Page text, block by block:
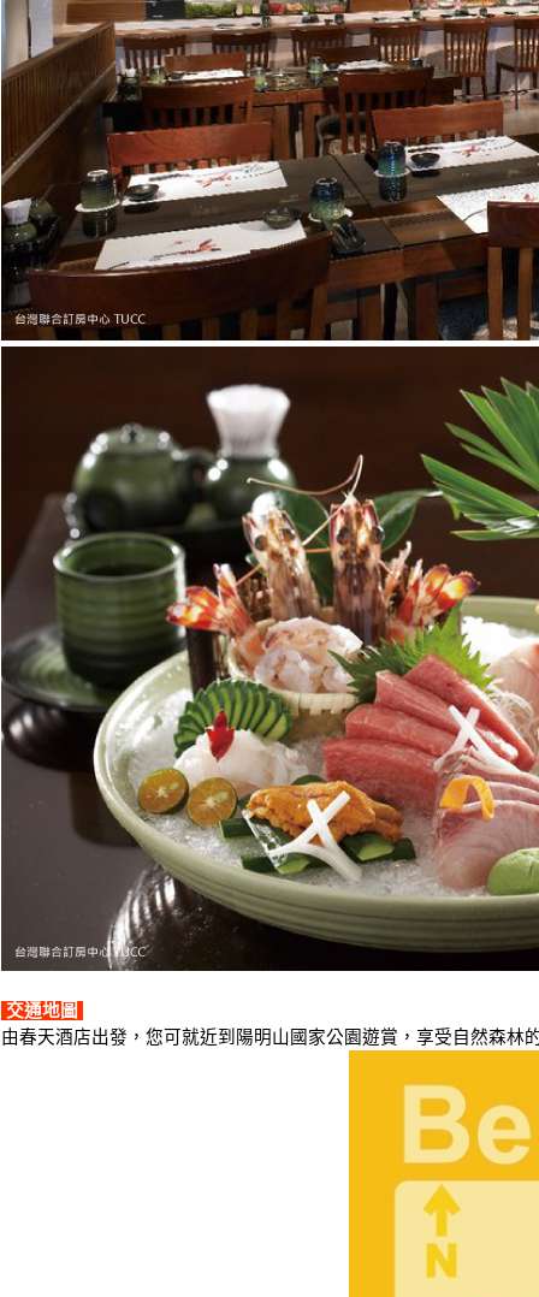
交通地圖
由春天酒店出發，您可就近到陽明山國家公園遊賞，享受自然森